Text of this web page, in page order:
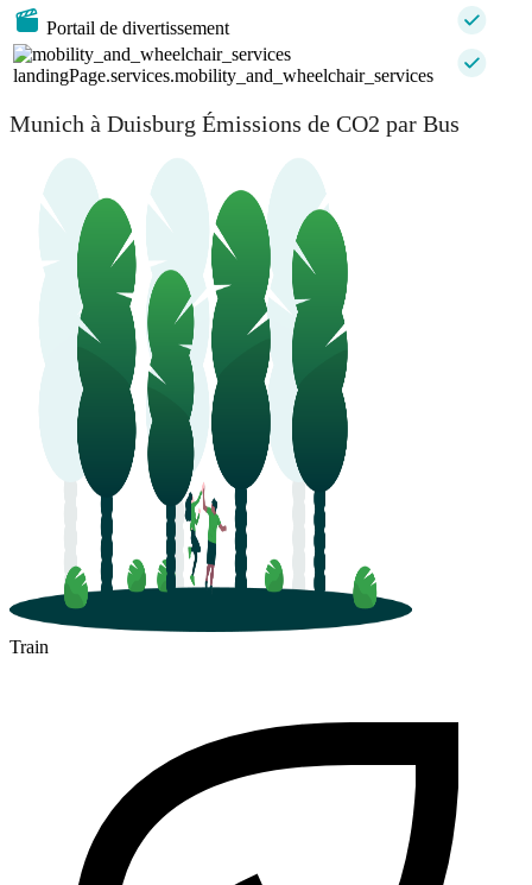
Portail de divertissement
landingPage.services.mobility_and_wheelchair_services
Munich à Duisburg Émissions de CO2 par Bus
Train